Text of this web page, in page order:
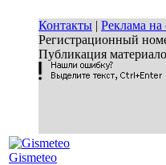
Контакты | Реклама на
Регистрационный
Публикация
Gismeteo